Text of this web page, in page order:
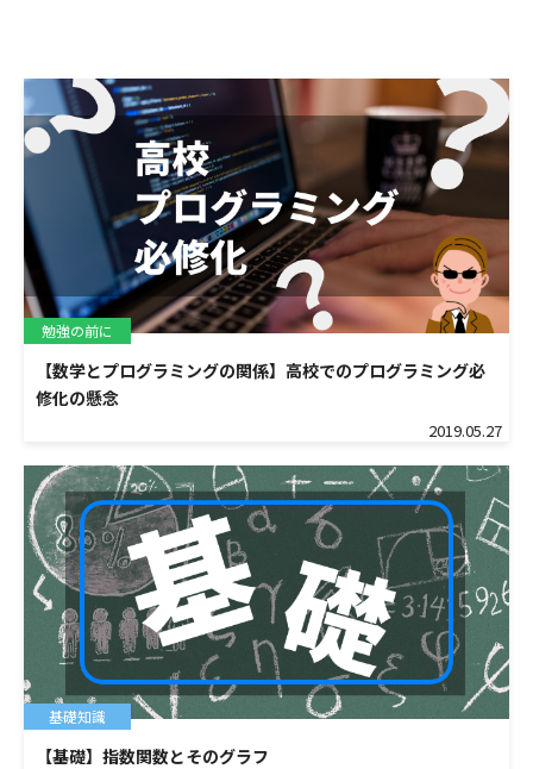
【数学とプログラミングの関係】高校でのプログラミング必
修化の懸念
勉強の前に
2019.05.27
【基礎】指数関数とそのグラフ
基礎知識